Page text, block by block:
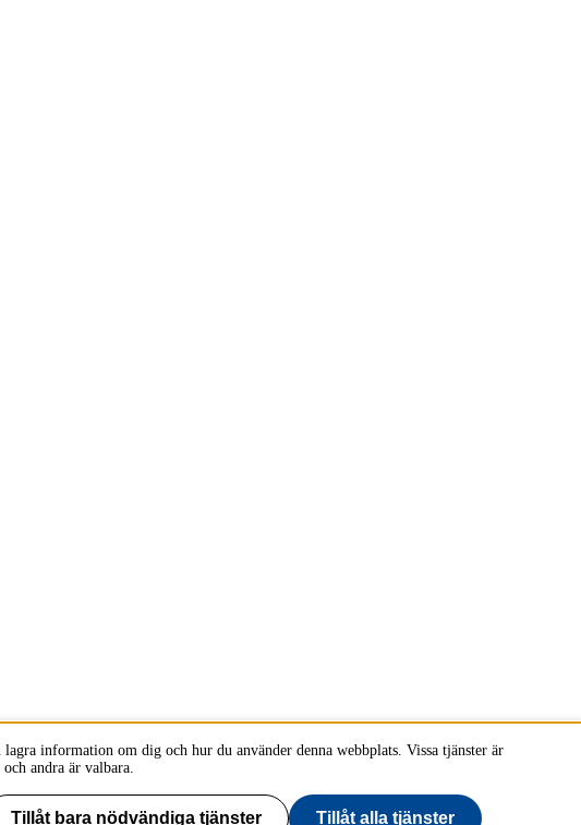
lagra information om dig och hur du använder denna webbplats. Vissa tjänster är
andra är valbara.
Tillåt bara nödvändiga tjänster Tillåt alla tjänster